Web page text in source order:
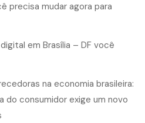
precisa mudar agora para
em Brasília – DF você
na economia brasileira:
do consumidor exige um novo